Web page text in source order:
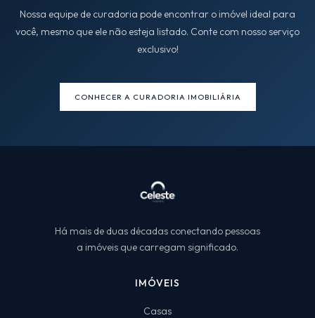
Nossa equipe de curadoria pode encontrar o imóvel ideal para
você, mesmo que ele não esteja listado. Conte com nosso serviço
exclusivo!
CONHECER A CURADORIA IMOBILIÁRIA
Há mais de duas décadas conectando pessoas
a imóveis que carregam significado.
IMÓVEIS
Casas